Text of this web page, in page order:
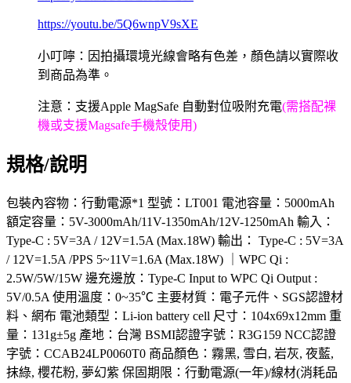
https://youtu.be/5Q6wnpV9sXE
小叮嚀：因拍攝環境光線會略有色差，顏色請以實際收
到商品為準。
注意：支援Apple MagSafe 自動對位吸附充電(需搭配裸
機或支援Magsafe手機殼使用)
規格/說明
包裝內容物：行動電源*1 型號：LT001 電池容量：5000mAh
額定容量：5V-3000mAh/11V-1350mAh/12V-1250mAh 輸入：
Type-C : 5V=3A / 12V=1.5A (Max.18W) 輸出： Type-C : 5V=3A
/ 12V=1.5A /PPS 5~11V=1.6A (Max.18W) ｜WPC Qi :
2.5W/5W/15W 邊充邊放：Type-C Input to WPC Qi Output :
5V/0.5A 使用溫度：0~35℃ 主要材質：電子元件、SGS認證材
料、網布 電池類型：Li-ion battery cell 尺寸：104x69x12mm 重
量：131g±5g 產地：台灣 BSMI認證字號：R3G159 NCC認證
字號：CCAB24LP0060T0 商品顏色：霧黑, 雪白, 岩灰, 夜藍,
抹綠, 櫻花粉, 夢幻紫 保固期限：行動電源(一年)/線材(消耗品